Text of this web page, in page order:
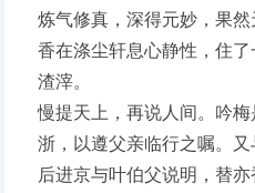
炼气修真，深得元妙，果
香在涤尘轩息心静性，住
渣滓。
慢提天上，再说人间。吟
浙，以遵父亲临行之嘱。
后进京与叶伯父说明，替